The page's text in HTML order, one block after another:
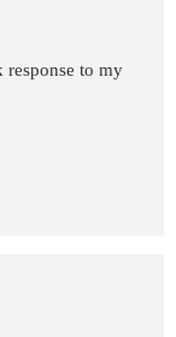
response to my